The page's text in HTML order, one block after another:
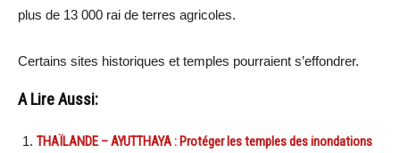
plus de 13 000 rai de terres agricoles.
Certains sites historiques et temples pourraient s’effondrer.
A Lire Aussi:
THAÏLANDE – AYUTTHAYA : Protéger les temples des inondations